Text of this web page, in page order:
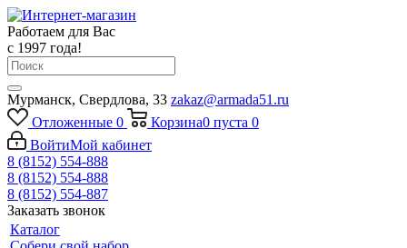
Работаем для Вас
с 1997 года!
Мурманск, Свердлова, 33 zakaz@armada51.ru
Отложенные 0 Корзина0 пуста 0
ВойтиМой кабинет
8 (8152) 554-888
8 (8152) 554-888
8 (8152) 554-887
Заказать звонок
Каталог